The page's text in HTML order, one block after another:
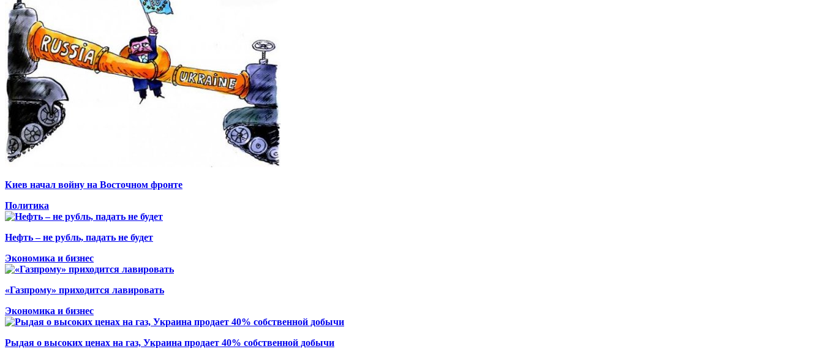
Киев начал войну на Восточном фронте
Политика
Нефть – не рубль, падать не будет
Экономика и бизнес
«Газпрому» приходится лавировать
Экономика и бизнес
Рыдая о высоких ценах на газ, Украина продает 40% собственной добычи